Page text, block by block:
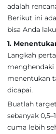
adalah
Berikut ini
bisa Anda
1.
Langkah
menghendaki
menentukan
dicapai.
Buatlah
sebanyak
cuma lebih